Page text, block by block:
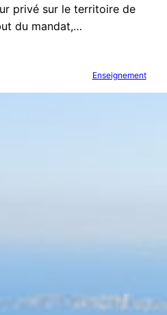
privé sur le territoire de
du mandat,…
Enseignement